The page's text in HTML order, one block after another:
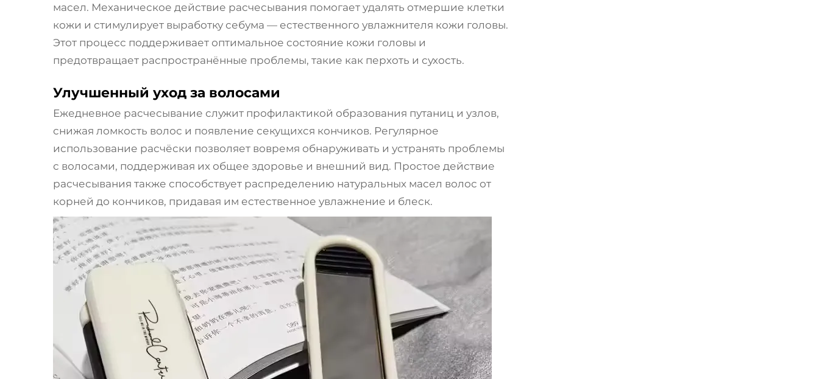
масел. Механическое действие расчесывания помогает удалять отмершие клетки
кожи и стимулирует выработку себума — естественного увлажнителя кожи головы.
Этот процесс поддерживает оптимальное состояние кожи головы и
предотвращает распространённые проблемы, такие как перхоть и сухость.
Улучшенный уход за волосами
Ежедневное расчесывание служит профилактикой образования путаниц и узлов,
снижая ломкость волос и появление секущихся кончиков. Регулярное
использование расчёски позволяет вовремя обнаруживать и устранять проблемы
с волосами, поддерживая их общее здоровье и внешний вид. Простое действие
расчесывания также способствует распределению натуральных масел волос от
корней до кончиков, придавая им естественное увлажнение и блеск.